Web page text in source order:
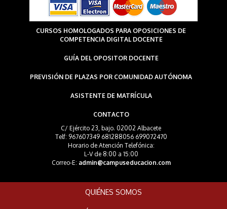
CURSOS HOMOLOGADOS PARA OPOSICIONES DE
COMPETENCIA DIGITAL DOCENTE
GUÍA DEL OPOSITOR DOCENTE
PREVISIÓN DE PLAZAS POR COMUNIDAD AUTÓNOMA
ASISTENTE DE MATRÍCULA
CONTACTO
C/ Ejército 23, bajo. 02002 Albacete
Telf: 967607349 681288056 699072470
Horario de Atención Telefónica:
L-V de 8:00 a 15:00
Correo-E: admin@campuseducacion.com
QUIÉNES SOMOS